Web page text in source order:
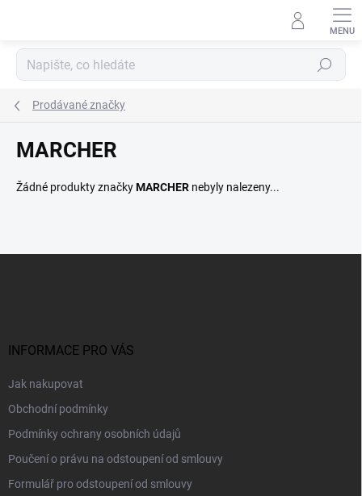
Hledat
Prodávané značky
MARCHER
Žádné produkty značkyMARCHER nebyly nalezeny...
INFORMACE PRO VÁS
Jak nakupovat
Obchodní podmínky
Podmínky ochrany osobních údajů
Poučení o právu na odstoupení od smlouvy
Formulář pro odstoupení od smlouvy